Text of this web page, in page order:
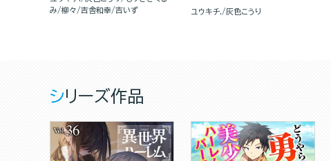
み
柳々 吉舎和幸 吉いず
ち引き連れて、異世界と日本で楽
ユウキチ. 灰色こうり
シリーズ作品